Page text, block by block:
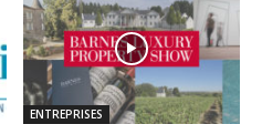
ENTREPRISES